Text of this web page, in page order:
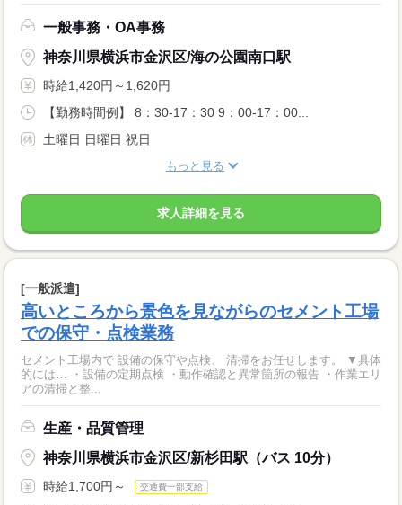
一般事務・OA事務
神奈川県横浜市金沢区/海の公園南口駅
時給1,420円～1,620円
【勤務時間例】 8：30-17：30 9：00-17：00...
土曜日 日曜日 祝日
もっと見る
求人詳細を見る
[一般派遣]
高いところから景色を見ながらのセメント工場
での保守・点検業務
セメント工場内で 設備の保守や点検、 清掃をお任せします。 ▼具体
的には… ・設備の定期点検 ・動作確認と異常箇所の報告 ・作業エリ
アの清掃と整...
生産・品質管理
神奈川県横浜市金沢区/新杉田駅（バス 10分）
時給1,700円～ 交通費一部支給